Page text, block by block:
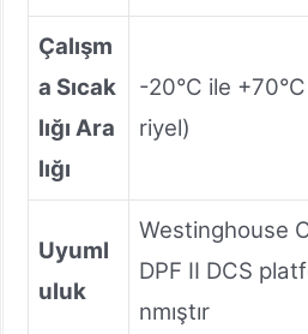
Çalışm
a Sıcak
lığı Ara
lığı
-20°C ile
riyel)
Uyuml
uluk
Westinghouse
DPF II DCS
nmıştır